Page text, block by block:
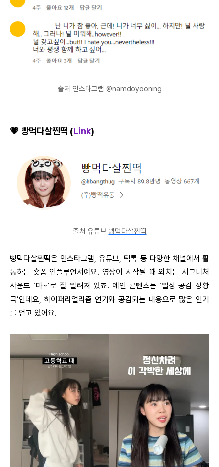
출처 인스타그램 @namdoyooning
💗 빵먹다살찐떡 (Link)
출처 유튜브 빵먹다살찐떡
빵먹다살찐떡은 인스타그램, 유튜브, 틱톡 등 다양한 채널에서 활
동하는 숏폼 인플루언서예요. 영상이 시작될 때 외치는 시그니처
사운드 ‘먀~’로 잘 알려져 있죠. 메인 콘텐츠는 ‘일상 공감 상황
극’인데요, 하이퍼리얼리즘 연기와 공감되는 내용으로 많은 인기
를 얻고 있어요.